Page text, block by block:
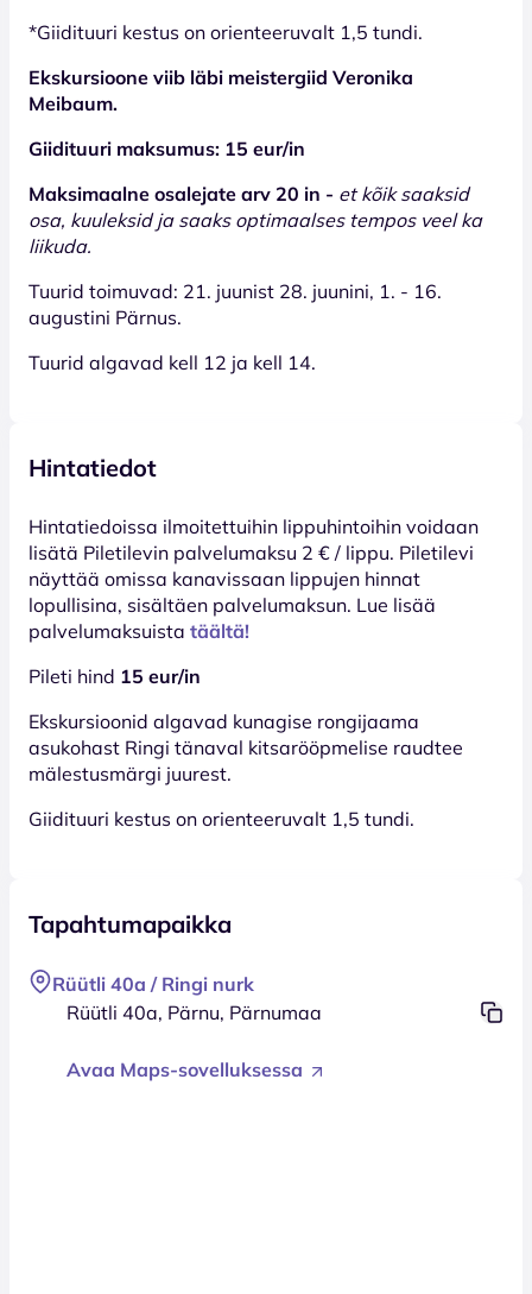
*Giidituuri kestus on orienteeruvalt 1,5 tundi.
Ekskursioone viib läbi meistergiid Veronika
Meibaum.
Giidituuri maksumus: 15 eur/in
Maksimaalne osalejate arv 20 in - et kõik saaksid
osa, kuuleksid ja saaks optimaalses tempos veel ka
liikuda.
Tuurid toimuvad: 21. juunist 28. juunini, 1. - 16.
augustini Pärnus.
Tuurid algavad kell 12 ja kell 14.
Hintatiedot
Hinta­tiedoissa ilmoitettuihin lippuhintoihin voidaan
lisätä Piletilevin palvelumaksu 2 € / lippu. Piletilevi
näyttää omissa kanavissaan lippujen hinnat
lopullisina, sisältäen palvelumaksun. Lue lisää
palvelumaksuista täältä!
Pileti hind 15 eur/in
Ekskursioonid algavad kunagise rongijaama
asukohast Ringi tänaval kitsarööpmelise raudtee
mälestusmärgi juurest.
Giidituuri kestus on orienteeruvalt 1,5 tundi.
Tapahtumapaikka
Rüütli 40a / Ringi nurk
Rüütli 40a, Pärnu, Pärnumaa
Avaa Maps-sovelluksessa